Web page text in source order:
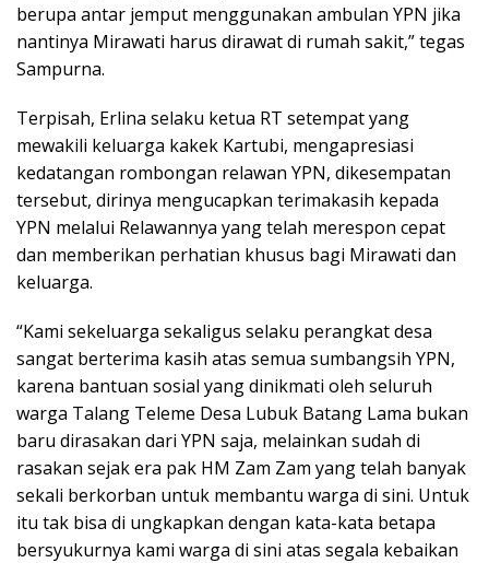
berupa antar jemput menggunakan ambulan YPN jika
nantinya Mirawati harus dirawat di rumah sakit,” tegas
Sampurna.
Terpisah, Erlina selaku ketua RT setempat yang
mewakili keluarga kakek Kartubi, mengapresiasi
kedatangan rombongan relawan YPN, dikesempatan
tersebut, dirinya mengucapkan terimakasih kepada
YPN melalui Relawannya yang telah merespon cepat
dan memberikan perhatian khusus bagi Mirawati dan
keluarga.
“Kami sekeluarga sekaligus selaku perangkat desa
sangat berterima kasih atas semua sumbangsih YPN,
karena bantuan sosial yang dinikmati oleh seluruh
warga Talang Teleme Desa Lubuk Batang Lama bukan
baru dirasakan dari YPN saja, melainkan sudah di
rasakan sejak era pak HM Zam Zam yang telah banyak
sekali berkorban untuk membantu warga di sini. Untuk
itu tak bisa di ungkapkan dengan kata-kata betapa
bersyukurnya kami warga di sini atas segala kebaikan